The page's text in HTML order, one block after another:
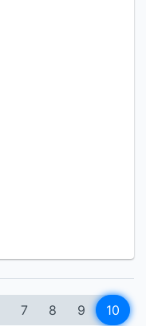
7 8 9 10